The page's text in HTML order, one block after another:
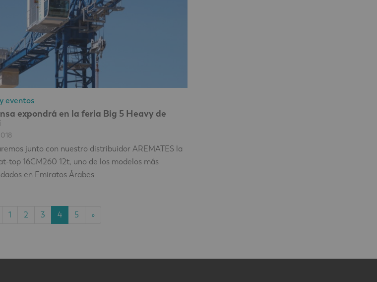
eventos
expondrá en la feria Big 5 Heavy de
junto con nuestro distribuidor AREMATES la
top 16CM260 12t, uno de los modelos más
en Emiratos Árabes
1 2 3 4 5 »